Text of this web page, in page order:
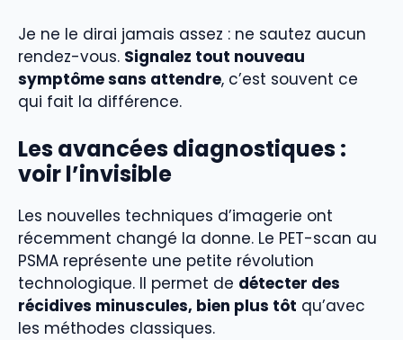
Je ne le dirai jamais assez : ne sautez aucun
rendez-vous. Signalez tout nouveau
symptôme sans attendre, c’est souvent ce
qui fait la différence.
Les avancées diagnostiques :
voir l’invisible
Les nouvelles techniques d’imagerie ont
récemment changé la donne. Le PET-scan au
PSMA représente une petite révolution
technologique. Il permet de détecter des
récidives minuscules, bien plus tôt qu’avec
les méthodes classiques.